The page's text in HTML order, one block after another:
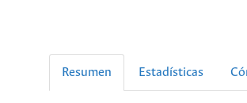
Resumen Estadísticas